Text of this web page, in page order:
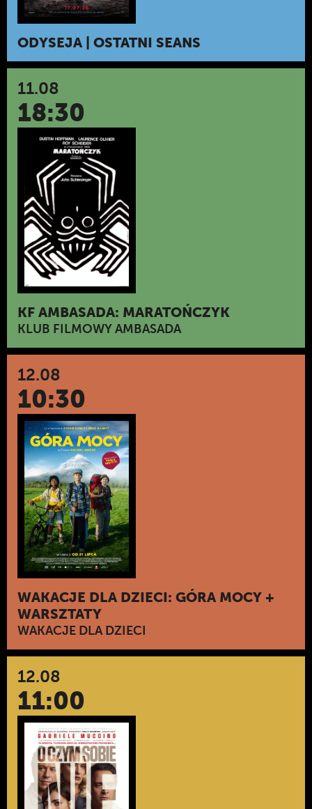
ODYSEJA | OSTATNI SEANS
11.08
18:30
KF AMBASADA: MARATOŃCZYK
KLUB FILMOWY AMBASADA
12.08
10:30
WAKACJE DLA DZIECI: GÓRA MOCY +
WARSZTATY
WAKACJE DLA DZIECI
12.08
11:00